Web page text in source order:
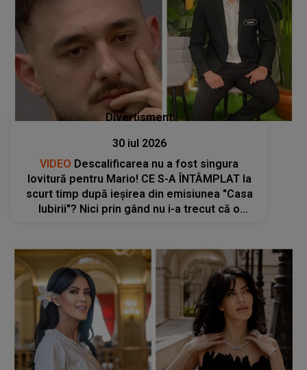
Divertisment
30 iul 2026
VIDEO Descalificarea nu a fost singura
lovitură pentru Mario! CE S-A ÎNTÂMPLAT la
scurt timp după ieșirea din emisiunea "Casa
Iubirii"? Nici prin gând nu i-a trecut că o